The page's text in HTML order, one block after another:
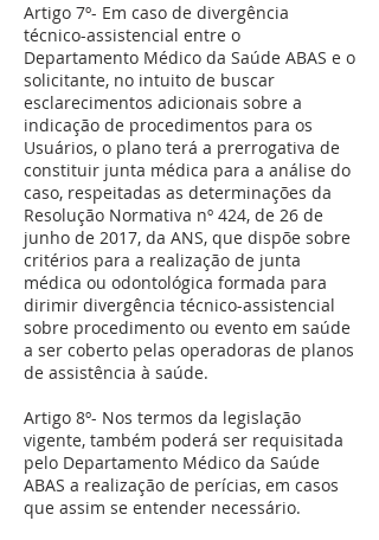
Artigo 7º- Em caso de divergência
técnico-assistencial entre o
Departamento Médico da Saúde ABAS e o
solicitante, no intuito de buscar
esclarecimentos adicionais sobre a
indicação de procedimentos para os
Usuários, o plano terá a prerrogativa de
constituir junta médica para a análise do
caso, respeitadas as determinações da
Resolução Normativa nº 424, de 26 de
junho de 2017, da ANS, que dispõe sobre
critérios para a realização de junta
médica ou odontológica formada para
dirimir divergência técnico-assistencial
sobre procedimento ou evento em saúde
a ser coberto pelas operadoras de planos
de assistência à saúde.
Artigo 8º- Nos termos da legislação
vigente, também poderá ser requisitada
pelo Departamento Médico da Saúde
ABAS a realização de perícias, em casos
que assim se entender necessário.